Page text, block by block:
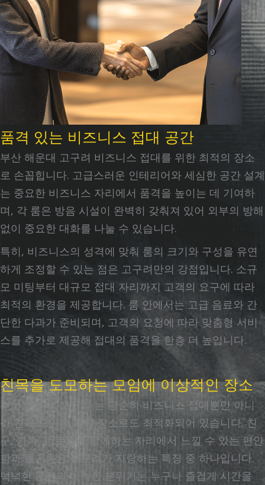
품격 있는 비즈니스 접대 공간
부산 해운대 고구려 비즈니스 접대를 위한 최적의 장소
로 손꼽힙니다. 고급스러운 인테리어와 세심한 공간 설계
는 중요한 비즈니스 자리에서 품격을 높이는 데 기여하
며, 각 룸은 방음 시설이 완벽히 갖춰져 있어 외부의 방해
없이 중요한 대화를 나눌 수 있습니다.
특히, 비즈니스의 성격에 맞춰 룸의 크기와 구성을 유연
하게 조정할 수 있는 점은 고구려만의 강점입니다. 소규
모 미팅부터 대규모 접대 자리까지 고객의 요구에 따라
최적의 환경을 제공합니다. 룸 안에서는 고급 음료와 간
단한 다과가 준비되며, 고객의 요청에 따라 맞춤형 서비
스를 추가로 제공해 접대의 품격을 한층 더 높입니다.
친목을 도모하는 모임에 이상적인 장소
부산 해운대 고구려 는 단순히 비즈니스 접대뿐만 아니
라 친목 모임을 위한 장소로도 최적화되어 있습니다. 친
구, 가족, 동료들과 함께하는 자리에서 느낄 수 있는 편안
함과 즐거움은 고구려가 자랑하는 특징 중 하나입니다.
넉넉한 공간과 아늑한 분위기는 누구나 즐겁게 시간을